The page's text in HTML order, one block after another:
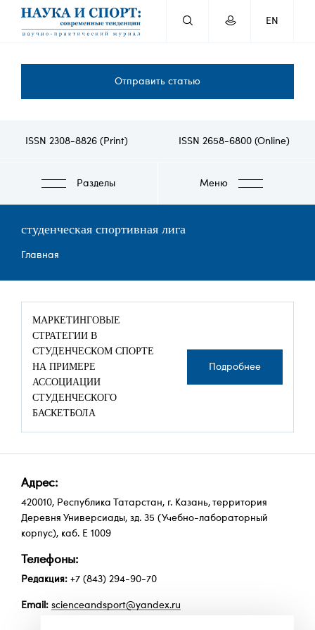
Перейти
основному
EN
Отправить статью
ISSN 2308-8826 (Print) ISSN 2658-6800 (Online)
Разделы Меню
студенческая спортивная лига
Строка
Главная
МАРКЕТИНГОВЫЕ
СТРАТЕГИИ В
СТУДЕНЧЕСКОМ СПОРТЕ
НА ПРИМЕРЕ
АССОЦИАЦИИ
СТУДЕНЧЕСКОГО
БАСКЕТБОЛА
Подробнее
Адрес:
420010, Республика Татарстан, г. Казань, территория
Деревня Универсиады, зд. 35 (Учебно-лабораторный
корпус), каб. Е 1009
Телефоны:
Редакция: +7 (843) 294-90-70
Email: scienceandsport@yandex.ru